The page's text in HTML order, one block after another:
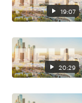
19:07
20:29